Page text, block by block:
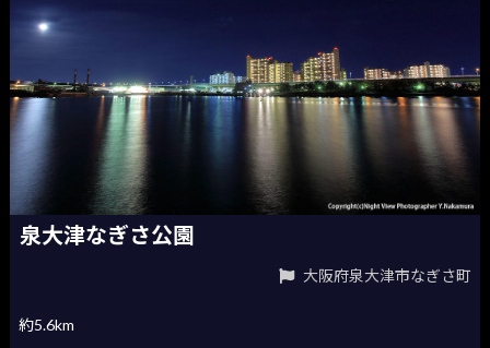
泉大津なぎさ公園
大阪府泉大津市なぎさ町
約5.6km